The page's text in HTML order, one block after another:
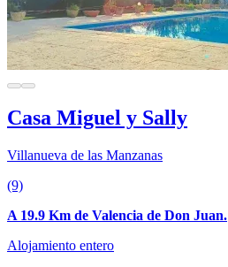
Casa Miguel y Sally
Villanueva de las Manzanas
(9)
A 19.9 Km de Valencia de Don Juan.
Alojamiento entero